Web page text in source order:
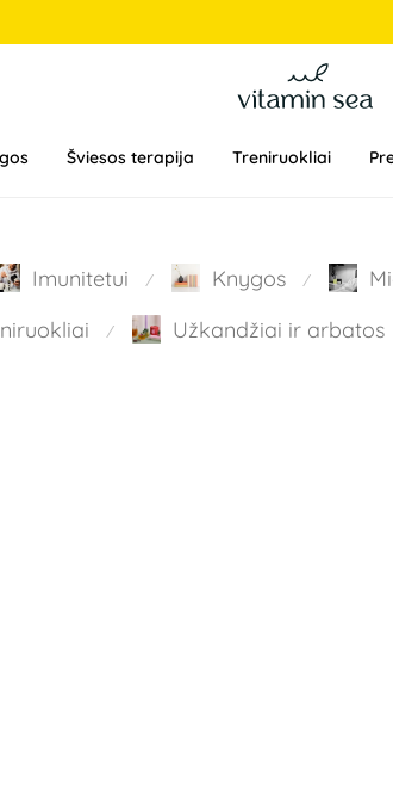
Šviesos terapija Treniruokliai
Imunitetui ⁄ Knygos ⁄
⁄ Užkandžiai ir arbatos